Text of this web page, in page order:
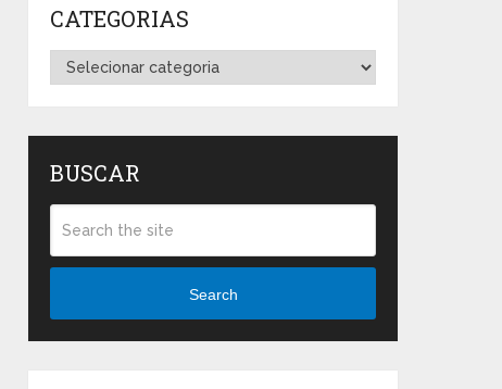
CATEGORIAS
Categorias
BUSCAR
Search